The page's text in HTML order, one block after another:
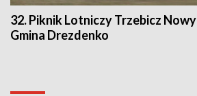
32. Piknik Lotniczy Trzebicz Nowy
Gmina Drezdenko